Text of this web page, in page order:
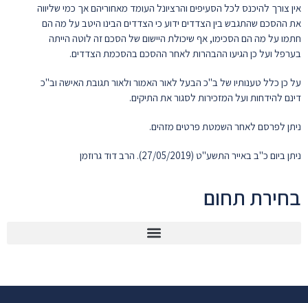
אין צורך להיכנס לכל הסעיפים והרציונל העומד מאחוריהם אך כמי שליווה
את ההסכם שהתגבש בין הצדדים ידוע כי הצדדים הבינו היטב על מה הם
חתמו על מה הם הסכימו, אף שיכולת היישום של הסכם זה לוטה הייתה
בערפל ועל כן הגיעו ההבהרות לאחר ההסכם בהסכמת הצדדים.
על כן כלל טענותיו של ב"כ הבעל לאור האמור ולאור תגובת האישה וב"כ
דינם להידחות ועל המזכירות לסגור את התיקים.
ניתן לפרסם לאחר השמטת פרטים מזהים.
ניתן ביום כ"ב באייר התשע"ט (27/05/2019). הרב דוד גרוזמן
בחירת תחום